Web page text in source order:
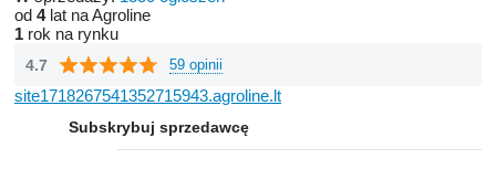
od 4lat na Agroline
1 rok na rynku
4.7 59 opinii
site1718267541352715943.agroline.lt
Subskrybuj sprzedawcę